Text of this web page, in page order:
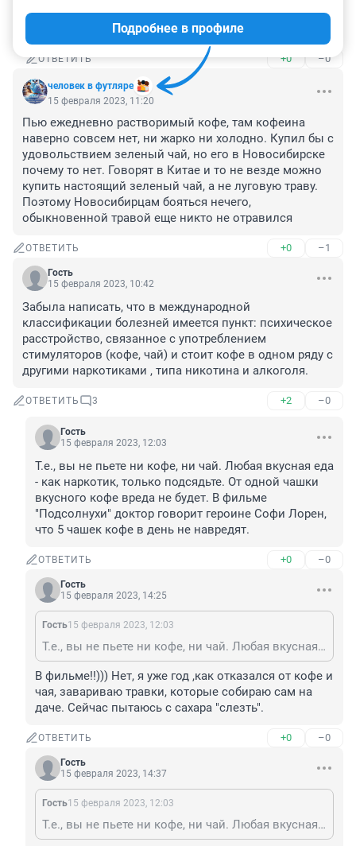
надо проверить желудок может это эзофагит тогда
ОТВЕТИТЬ +0 –0
человек в футляре
Подробнее в профиле
15 февраля 2023, 11:20
Пью ежедневно растворимый кофе, там кофеина
наверно совсем нет, ни жарко ни холодно. Купил бы с
удовольствием зеленый чай, но его в Новосибирске
почему то нет. Говорят в Китае и то не везде можно
купить настоящий зеленый чай, а не луговую траву.
Поэтому Новосибирцам бояться нечего,
обыкновенной травой еще никто не отравился
ОТВЕТИТЬ +0 –1
Гость
15 февраля 2023, 10:42
Забыла написать, что в международной
классификации болезней имеется пункт: психическое
расстройство, связанное с употреблением
стимуляторов (кофе, чай) и стоит кофе в одном ряду с
другими наркотиками , типа никотина и алкоголя.
ОТВЕТИТЬ 3 +2 –0
Гость
15 февраля 2023, 12:03
Т.е., вы не пьете ни кофе, ни чай. Любая вкусная еда
- как наркотик, только подсядьте. От одной чашки
вкусного кофе вреда не будет. В фильме
"Подсолнухи" доктор говорит героине Софи Лорен,
что 5 чашек кофе в день не навредят.
ОТВЕТИТЬ +0 –0
Гость
15 февраля 2023, 14:25
Гость15 февраля 2023, 12:03
Т.е., вы не пьете ни кофе, ни чай. Любая вкусная еда - как наркотик, только подсядьте. От одной чашки вкусного кофе вреда не будет. В фильме "Подсолнухи" доктор говорит героине Софи Лорен, что 5 чашек кофе в день не навредят.
В фильме!!))) Нет, я уже год ,как отказался от кофе и
чая, завариваю травки, которые собираю сам на
даче. Сейчас пытаюсь с сахара "слезть".
ОТВЕТИТЬ +0 –0
Гость
15 февраля 2023, 14:37
Гость15 февраля 2023, 12:03
Т.е., вы не пьете ни кофе, ни чай. Любая вкусная еда - как наркотик, только подсядьте. От одной чашки вкусного кофе вреда не будет. В фильме "Подсолнухи" доктор говорит героине Софи Лорен, что 5 чашек кофе в день не навредят.